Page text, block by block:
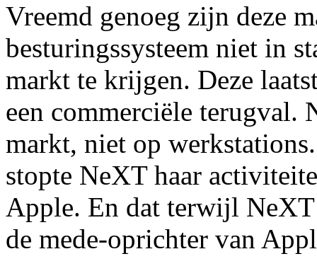
Vreemd genoeg zijn deze
besturingssysteem niet in
markt te krijgen. Deze
een commerciële terugval.
markt, niet op
stopte NeXT haar
Apple. En dat terwijl NeXT
de mede-oprichter van